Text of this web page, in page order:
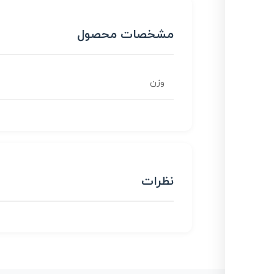
مشخصات محصول
وزن
نظرات